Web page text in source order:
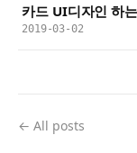
카드 UI디자인 하
2019-03-02
← All posts